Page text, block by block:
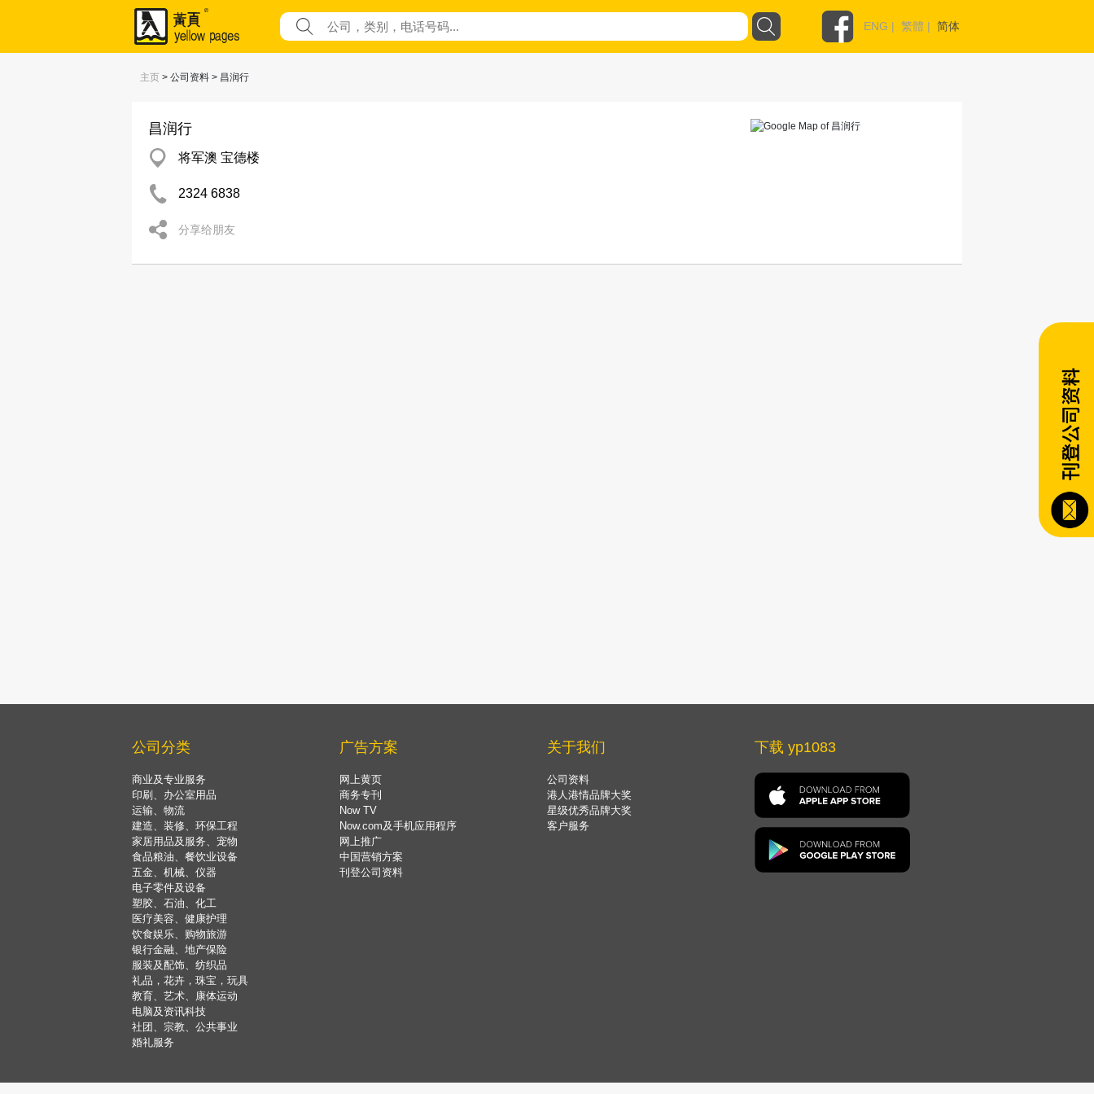
ENG | 繁體 | 简体
主页 > 公司资料 > 昌润行
昌润行
将军澳 宝德楼
2324 6838
分享给朋友
公司分类
商业及专业服务
印刷、办公室用品
运输、物流
建造、装修、环保工程
家居用品及服务、宠物
食品粮油、餐饮业设备
五金、机械、仪器
电子零件及设备
塑胶、石油、化工
医疗美容、健康护理
饮食娱乐、购物旅游
银行金融、地产保险
服装及配饰、纺织品
礼品，花卉，珠宝，玩具
教育、艺术、康体运动
电脑及资讯科技
社团、宗教、公共事业
婚礼服务
广告方案
网上黄页
商务专刊
Now TV
Now.com及手机应用程序
网上推广
中国营销方案
刊登公司资料
关于我们
公司资料
港人港情品牌大奖
星级优秀品牌大奖
客户服务
下载 yp1083